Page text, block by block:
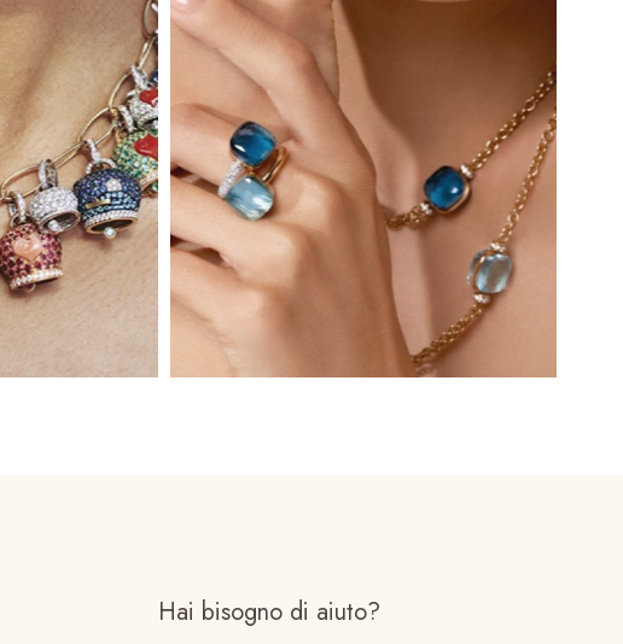
Hai bisogno di aiuto?